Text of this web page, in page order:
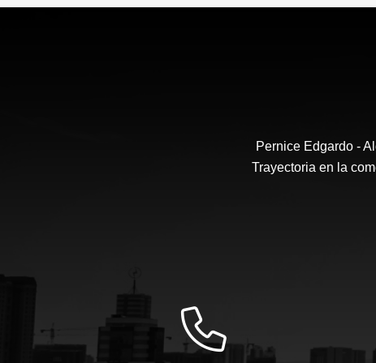
US$320,000
Pernice Edgardo -
Trayectoria en la